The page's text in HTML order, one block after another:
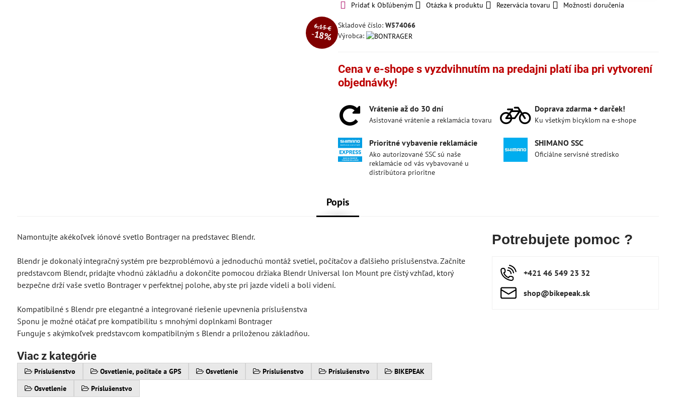
6,15 €
18%
Pridať k Obľúbeným Otázka k produktu Rezervácia tovaru Možnosti doručenia
Skladové číslo: W574066
Výrobca:
Cena v e-shope s vyzdvihnutím na predajni platí iba pri vytvorení
objednávky!
Vrátenie až do 30 dní
Asistované vrátenie a reklamácia tovaru
Doprava zdarma + darček!
Ku všetkým bicyklom na e-shope
Prioritné vybavenie reklamácie
Ako autorizované SSC sú naše
reklamácie od vás vybavované u
distribútora prioritne
SHIMANO SSC
Oficiálne servisné stredisko
Popis
Namontujte akékoľvek iónové svetlo Bontrager na predstavec Blendr.
Blendr je dokonalý integračný systém pre bezproblémovú a jednoduchú montáž svetiel, počítačov a ďalšieho príslušenstva. Začnite
predstavcom Blendr, pridajte vhodnú základňu a dokončite pomocou držiaka Blendr Universal Ion Mount pre čistý vzhľad, ktorý
bezpečne drží vaše svetlo Bontrager v perfektnej polohe, aby ste pri jazde videli a boli videní.
Kompatibilné s Blendr pre elegantné a integrované riešenie upevnenia príslušenstva
Sponu je možné otáčať pre kompatibilitu s mnohými doplnkami Bontrager
Funguje s akýmkoľvek predstavcom kompatibilným s Blendr a priloženou základňou.
Viac z kategórie
Príslušenstvo Osvetlenie, počítače a GPS Osvetlenie Príslušenstvo Príslušenstvo
BIKEPEAK
Osvetlenie
Príslušenstvo
Potrebujete pomoc ?
+421 46 549 23 32
shop​@bikepeak​.sk